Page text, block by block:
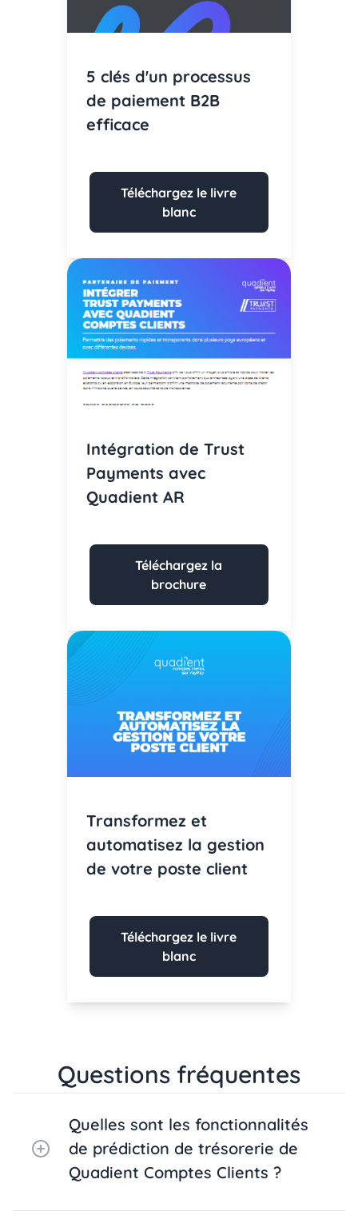
5 clés d'un processus
de paiement B2B
efficace
Téléchargez le livre
blanc
Intégration de Trust
Payments avec
Quadient AR
Téléchargez la
brochure
Transformez et
automatisez la gestion
de votre poste client
Téléchargez le livre
blanc
Questions fréquentes
Quelles sont les fonctionnalités
de prédiction de trésorerie de
Quadient Comptes Clients ?